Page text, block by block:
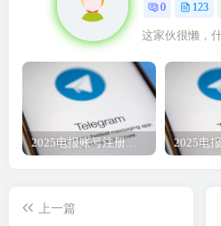
0 123
这家伙很懒，
2025电报账号注册购买 TG直登账号 Telegram账号 飞机号 电报号购买2元教程
上一篇